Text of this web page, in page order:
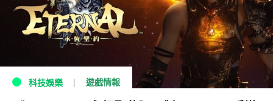
科技娛樂 遊戲情報